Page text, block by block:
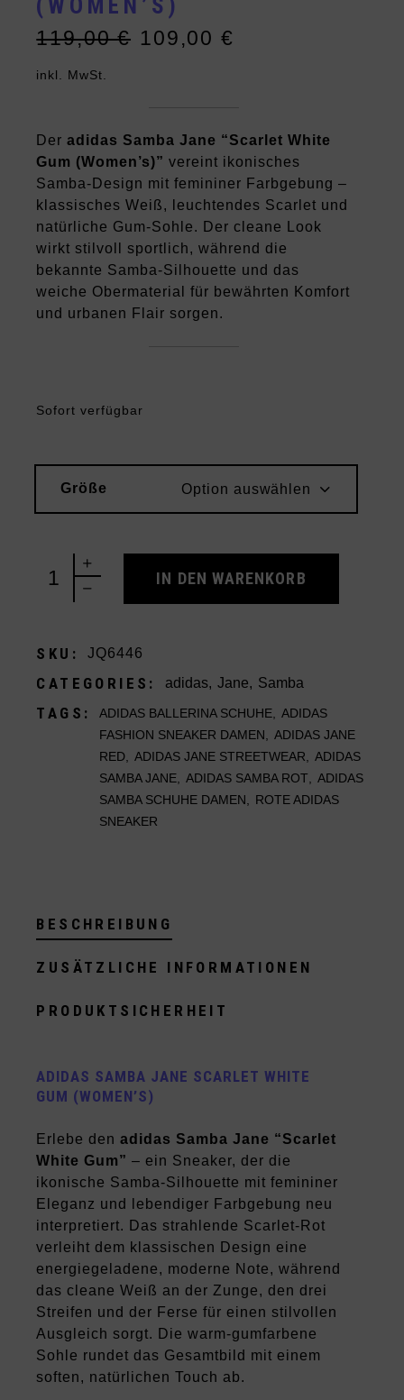
(WOMEN’S)
119,00€
Ursprünglicher
Preis
109,00 €
Aktueller
Preis
inkl. MwSt.
Deradidas Samba Jane “Scarlet White
Gum (Women’s)” vereint ikonisches
Samba-Design mit femininer Farbgebung –
klassisches Weiß, leuchtendes Scarlet und
natürliche Gum-Sohle. Der cleane Look
wirkt stilvoll sportlich, während die
bekannte Samba-Silhouette und das
weiche Obermaterial für bewährten Komfort
und urbanen Flair sorgen.
Sofort verfügbar
Größe Option auswählen
adidas Samba Jane Scarlet White Gum (Women's)
IN DEN WARENKORB
SKU: JQ6446
CATEGORIES: adidas, Jane, Samba
TAGS: ADIDAS BALLERINA SCHUHE ,ADIDAS
FASHION SNEAKER DAMEN ,ADIDAS JANE
RED ,ADIDAS JANE STREETWEAR ,ADIDAS
SAMBA JANE ,ADIDAS SAMBA ROT ,ADIDAS
SAMBA SCHUHE DAMEN
ROTE ADIDAS
SNEAKER
BESCHREIBUNG
ZUSÄTZLICHE INFORMATIONEN
PRODUKTSICHERHEIT
ADIDAS SAMBA JANE SCARLET WHITE
GUM (WOMEN’S)
Erlebe denadidas Samba Jane “Scarlet
White Gum” – ein Sneaker, der die
ikonische Samba-Silhouette mit femininer
Eleganz und lebendiger Farbgebung neu
interpretiert. Das strahlende Scarlet-Rot
verleiht dem klassischen Design eine
energiegeladene, moderne Note, während
das cleane Weiß an der Zunge, den drei
Streifen und der Ferse für einen stilvollen
Ausgleich sorgt. Die warm-gumfarbene
Sohle rundet das Gesamtbild mit einem
soften, natürlichen Touch ab.